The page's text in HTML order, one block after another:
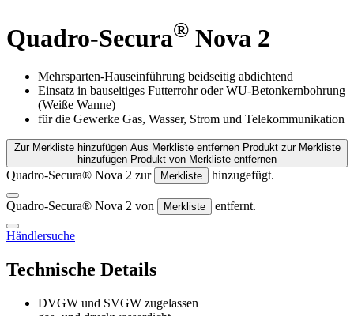
Quadro-Secura® Nova 2
Mehrsparten-Hauseinführung beidseitig abdichtend
Einsatz in bauseitiges Futterrohr oder WU-Betonkernbohrung
(Weiße Wanne)
für die Gewerke Gas, Wasser, Strom und Telekommunikation
Zur Merkliste hinzufügen Aus Merkliste entfernen Produkt zur Merkliste
hinzufügen Produkt von Merkliste entfernen
Quadro-Secura® Nova 2 zur Merkliste hinzugefügt.
Quadro-Secura® Nova 2 von Merkliste entfernt.
Händlersuche
Technische Details
DVGW und SVGW zugelassen